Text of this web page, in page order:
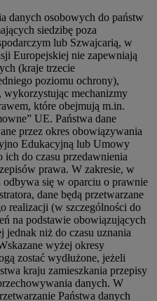
danych osobowych do państw
siedzibę poza
lub Szwajcarią, w
Europejskiej nie zapewniają
(kraje trzecie
poziomu ochrony),
wykorzystując mechanizmy
które obejmują m.in.
UE. Państwa dane
przez okres obowiązywania
Edukacyjną lub Umowy
ich do czasu przedawnienia
prawa. W zakresie, w
się w oparciu o prawnie
dane będą przetwarzane
realizacji (w szczególności do
na podstawie obowiązujących
jednak niż do czasu uznania
wyżej okresy
zostać wydłużone, jeżeli
kraju zamieszkania przepisy
danych. W
Państwa danych